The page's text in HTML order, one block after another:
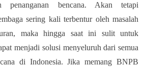
penanganan bencana. Akan tetapi
sering kali terbentur oleh masalah
maka hingga saat ini sulit untuk
menjadi solusi menyeluruh dari semua
di Indonesia. Jika memang BNPB